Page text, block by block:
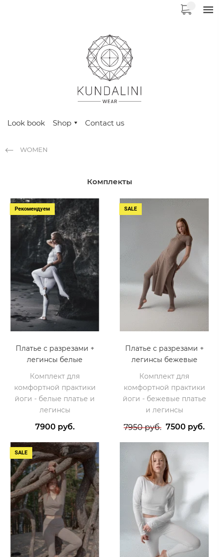
Look book Shop Contact us
WOMEN
Комплекты
Рекомендуем
Платье с разрезами +
легинсы белые
Комплект для
комфортной практики
йоги - белые платье и
легинсы
7900 руб.
SALE
Платье с разрезами +
легинсы бежевые
Комплект для
комфортной практики
йоги - бежевые платье
и легинсы
7950 руб. 7500 руб.
SALE